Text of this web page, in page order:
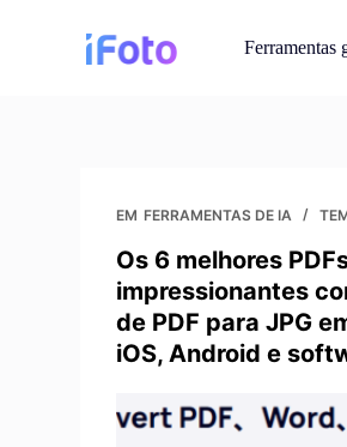
Ferramentas
EM FERRAMENTAS DE IA
Os 6 melhores
impressionantes
de PDF para JPG
iOS, Android e